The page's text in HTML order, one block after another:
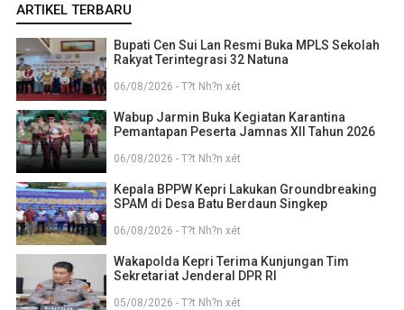
ARTIKEL TERBARU
Bupati Cen Sui Lan Resmi Buka MPLS Sekolah
Rakyat Terintegrasi 32 Natuna
06/08/2026 - T?t Nh?n xét
Wabup Jarmin Buka Kegiatan Karantina
Pemantapan Peserta Jamnas XII Tahun 2026
06/08/2026 - T?t Nh?n xét
Kepala BPPW Kepri Lakukan Groundbreaking
SPAM di Desa Batu Berdaun Singkep
06/08/2026 - T?t Nh?n xét
Wakapolda Kepri Terima Kunjungan Tim
Sekretariat Jenderal DPR RI
05/08/2026 - T?t Nh?n xét